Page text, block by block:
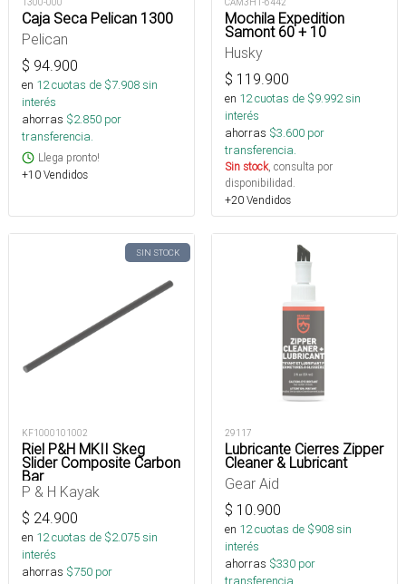
1300-000
Caja Seca Pelican 1300
Pelican
$ 94.900
en 12cuotas de $7.908sin
interés
ahorras $2.850 por
transferencia.
Llega pronto!
+10 Vendidos
CAM3H1-6442
Mochila Expedition
Samont 60 + 10
Husky
$ 119.900
en 12cuotas de $9.992sin
interés
ahorras $3.600 por
transferencia.
Sin stock, consulta por
disponibilidad.
+20 Vendidos
SIN STOCK
KF1000101002
Riel P&H MKII Skeg
Slider Composite Carbon
Bar
P & H Kayak
$ 24.900
en 12cuotas de $2.075sin
interés
ahorras $750 por
29117
Lubricante Cierres Zipper
Cleaner & Lubricant
Gear Aid
$ 10.900
en 12cuotas de $908sin
interés
ahorras $330 por